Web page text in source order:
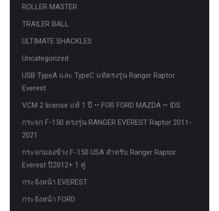
ROLLER MASTER
TRAILER BALL
ULTIMATE SHACKLES
Uncategorized
USB TypeA และ TypeC แท้ตรงรุ่น Ranger Raptor
Everest
VCM 2 license แท้ 1 ปี •• FOR FORD MAZDA •• IDS.
กระจก F-150 ตรงรุ่น RANGER EVEREST Raptor 2011-
2021
กระจกมองข้าง F-150 USA สำหรับ Ranger Raptor
Everest ปี2012+ 1 คู่
กระจังหน้า EVEREST
กระจังหน้า FORD